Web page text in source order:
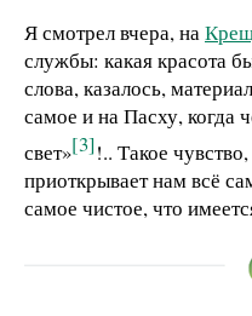
Я смотрел вчера, на
службы: какая красота
слова, казалось,
самое и на Пасху, когда
свет»[3]!.. Такое
приоткрывает нам всё
самое чистое, что